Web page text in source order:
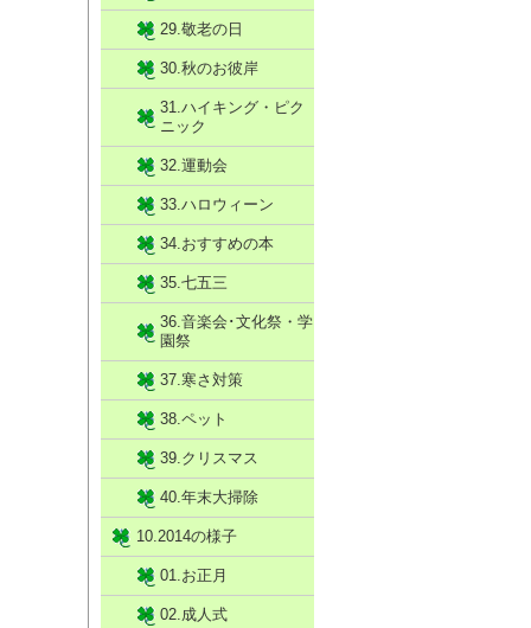
29.敬老の日
30.秋のお彼岸
31.ハイキング・ピク
ニック
32.運動会
33.ハロウィーン
34.おすすめの本
35.七五三
36.音楽会･文化祭・学
園祭
37.寒さ対策
38.ペット
39.クリスマス
40.年末大掃除
10.2014の様子
01.お正月
02.成人式